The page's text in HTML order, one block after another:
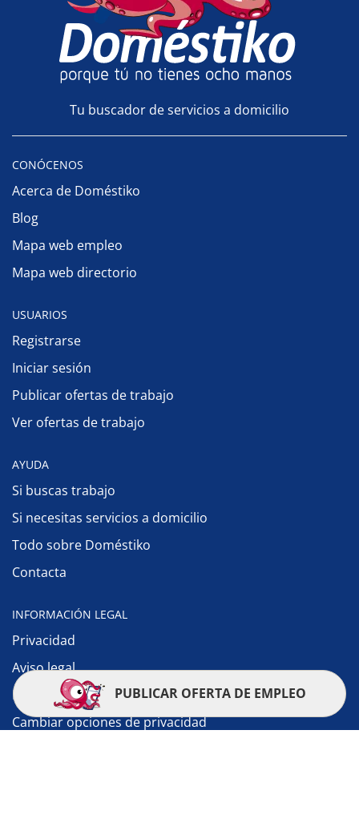
Tu buscador de servicios a domicilio
CONÓCENOS
Acerca de Doméstiko
Blog
Mapa web empleo
Mapa web directorio
USUARIOS
Registrarse
Iniciar sesión
Publicar ofertas de trabajo
Ver ofertas de trabajo
AYUDA
Si buscas trabajo
Si necesitas servicios a domicilio
Todo sobre Doméstiko
Contacta
INFORMACIÓN LEGAL
Privacidad
Aviso legal
Política de cookies
Cambiar opciones de privacidad
PUBLICAR OFERTA DE EMPLEO